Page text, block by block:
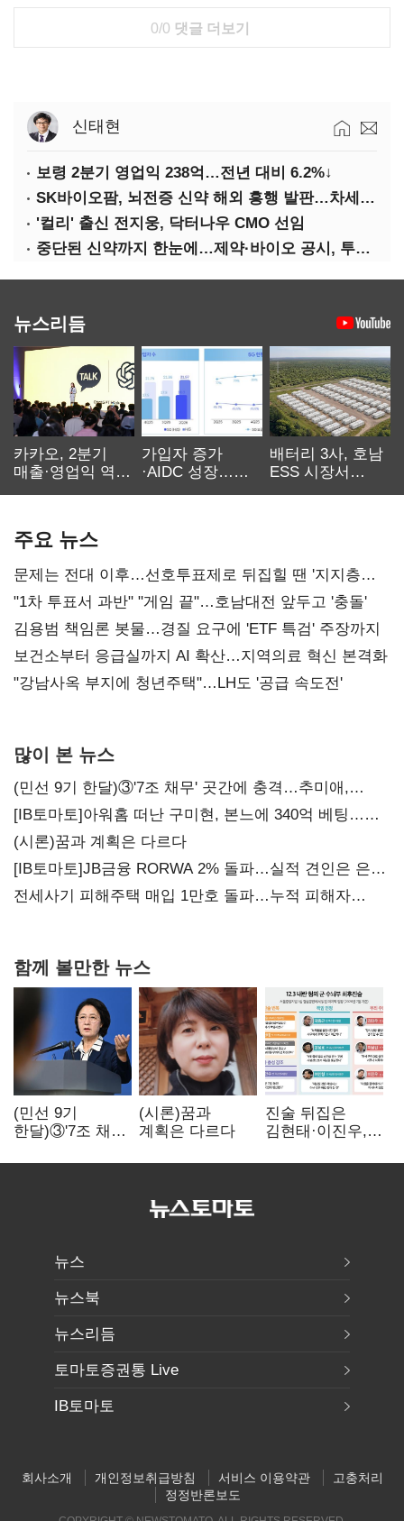
0/0 댓글 더보기
신태현
보령 2분기 영업익 238억…전년 대비 6.2%↓
SK바이오팜, 뇌전증 신약 해외 흥행 발판…차세대 신약 개발 속도
'컬리' 출신 전지웅, 닥터나우 CMO 선임
중단된 신약까지 한눈에…제약·바이오 공시, 투명해진다
뉴스리듬
카카오, 2분기
매출·영업익 역대
가입자 증가
·AIDC 성장…
배터리 3사, 호남
ESS 시장서
주요 뉴스
문제는 전대 이후…선호투표제로 뒤집힐 땐 '지지층
불복'
"1차 투표서 과반" "게임 끝"…호남대전 앞두고 '충돌'
김용범 책임론 봇물…경질 요구에 'ETF 특검' 주장까지
보건소부터 응급실까지 AI 확산…지역의료 혁신 본격화
"강남사옥 부지에 청년주택"…LH도 '공급 속도전'
많이 본 뉴스
(민선 9기 한달)③'7조 채무' 곳간에 충격…추미애,
20년만에 '비상재정' 선언 승부수
[IB토마토]아워홈 떠난 구미현, 본느에 340억 베팅…
가족 지배체제 구축
(시론)꿈과 계획은 다르다
[IB토마토]JB금융 RORWA 2% 돌파…실적 견인은 은행
아닌 캐피탈
전세사기 피해주택 매입 1만호 돌파…누적 피해자
함께 볼만한 뉴스
(민선 9기
한달)③'7조 채무'
추미애, 20년만에
(시론)꿈과
계획은 다르다
진술 뒤집은
김현태·이진우,
헌신"…법정서
뉴스
뉴스북
뉴스리듬
토마토증권통 Live
IB토마토
회사소개 개인정보취급방침 서비스 이용약관
고충처리
정정반론보도